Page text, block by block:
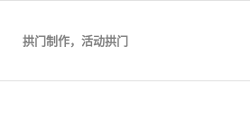
拱门制作，活动拱门